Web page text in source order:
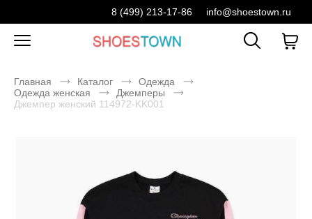
8 (499) 213-17-86 info@shoestown.ru
Главная Каталог
Одежда
Одежда женская
Джемперы
Джемпер женский 114972-KK001